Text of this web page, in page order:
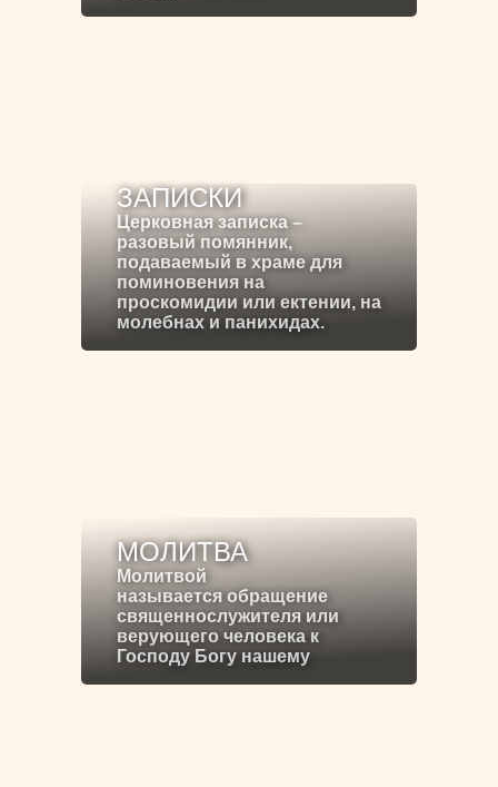
ЗАПИСКИ
Церковная записка –
разовый помянник,
подаваемый в храме для
поминовения на
проскомидии или ектении, на
молебнах и панихидах.
МОЛИТВА
Молитвой
называется обращение
священнослужителя или
верующего человека к
Господу Богу нашему